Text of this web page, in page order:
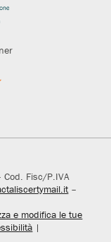
Cod. Fisc/P.IVA
–
e modifica le tue
|